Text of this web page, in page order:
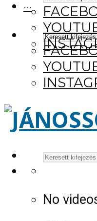
···
No